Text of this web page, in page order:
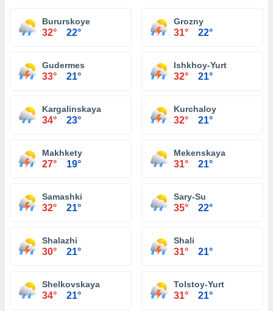
Bururskoye
32° 22°
Grozny
31° 22°
Gudermes
33° 21°
Ishkhoy-Yurt
32° 21°
Kargalinskaya
34° 23°
Kurchaloy
32° 21°
Makhkety
27° 19°
Mekenskaya
31° 21°
Samashki
32° 21°
Sary-Su
35° 22°
Shalazhi
30° 21°
Shali
31° 21°
Shelkovskaya
34° 21°
Tolstoy-Yurt
31° 21°